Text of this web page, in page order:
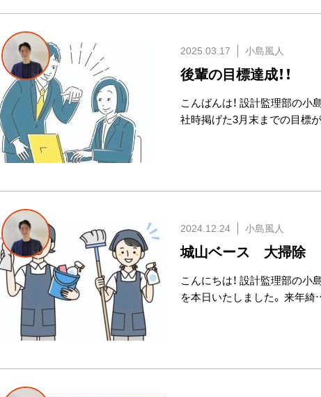
2025.03.17 小島風人
後輩の目標達成！！
こんばんは！ 設計監理部の小
社時掲げた3月末までの目標
2024.12.24 小島風人
城山ベース 大掃除
こんにちは！ 設計監理部の
を本日いたしました。 来年